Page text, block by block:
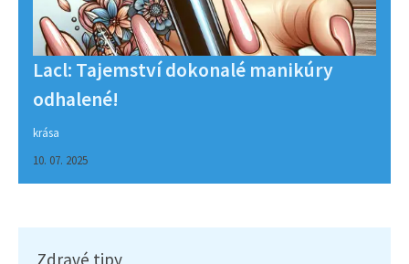
Lacl: Tajemství dokonalé manikúry
odhalené!
krása
10. 07. 2025
Zdravé tipy